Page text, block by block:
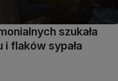
szukała
i flaków sypała